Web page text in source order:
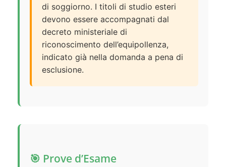
di soggiorno. I titoli di studio esteri
devono essere accompagnati dal
decreto ministeriale di
riconoscimento dell’equipollenza,
indicato già nella domanda a pena di
esclusione.
🎯 Prove d’Esame